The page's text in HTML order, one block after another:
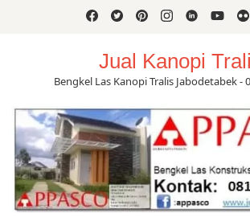
Jual Kanopi
Bengkel Las Kanopi Tralis Jabodetabek -